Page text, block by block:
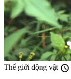
Thế giới động vật schedule